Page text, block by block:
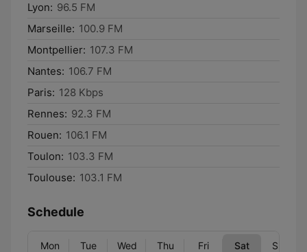
Lyon: 96.5 FM
Marseille: 100.9 FM
Montpellier: 107.3 FM
Nantes: 106.7 FM
Paris: 128 Kbps
Rennes: 92.3 FM
Rouen: 106.1 FM
Toulon: 103.3 FM
Toulouse: 103.1 FM
Schedule
Mon Tue Wed Thu Fri Sat Sun